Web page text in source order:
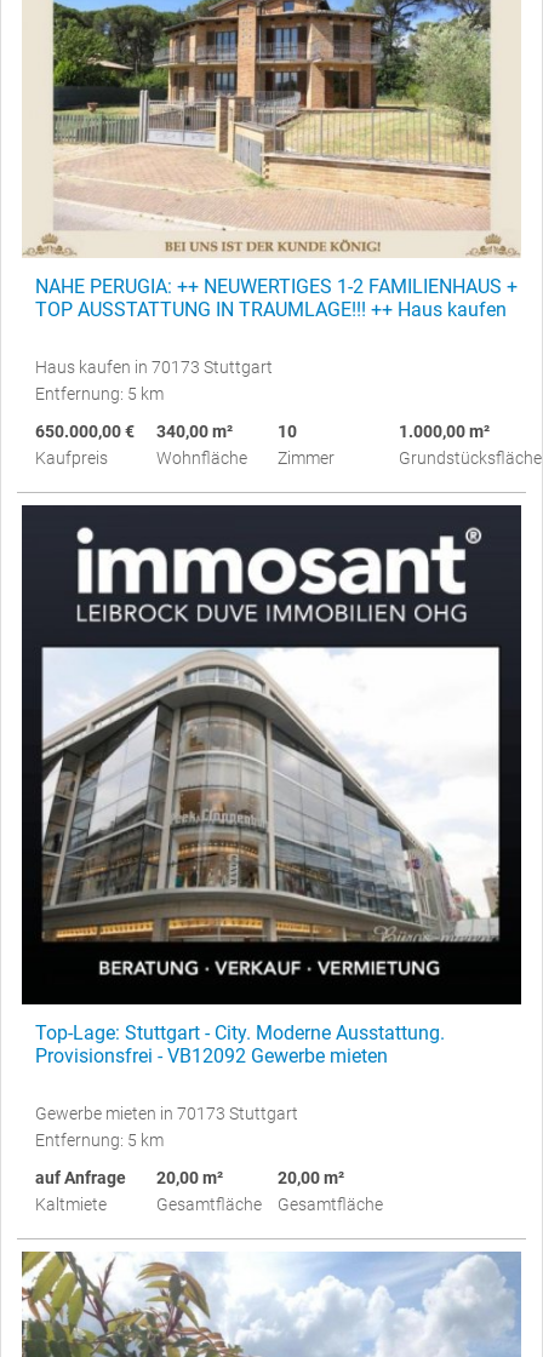
NAHE PERUGIA: ++ NEUWERTIGES 1-2 FAMILIENHAUS +
TOP AUSSTATTUNG IN TRAUMLAGE!!! ++ Haus kaufen
Haus kaufen in 70173 Stuttgart
Entfernung: 5 km
650.000,00 €
Kaufpreis
340,00 m²
Wohnfläche
10
Zimmer
1.000,00 m²
Grundstücksfläche
Top-Lage: Stuttgart - City. Moderne Ausstattung.
Provisionsfrei - VB12092 Gewerbe mieten
Gewerbe mieten in 70173 Stuttgart
Entfernung: 5 km
auf Anfrage
Kaltmiete
20,00 m²
Gesamtfläche
20,00 m²
Gesamtfläche